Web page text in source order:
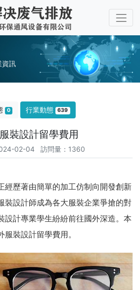
資訊
0 行業動態 639
裝設計留學費用
02-04 訪問量：1360
經歷著由簡單的加工仿制向開發創新
裝設計師成為各大服裝企業爭搶的對
設計專業學生紛紛前往國外深造。本
裝設計留學費用。